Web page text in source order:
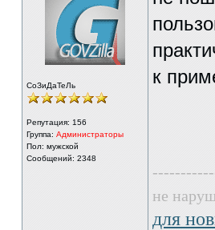
СоЗиДаТеЛь
Репутация: 156
Группа: Администраторы
Пол: мужской
Сообщений: 2348
к
не
для